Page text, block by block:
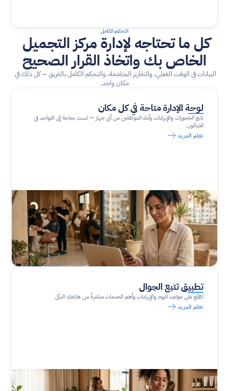
التحكم الكامل
الخاص بك واتخاذ القرار الصحيح
مكان واحد.
لوحة الإدارة متاحة في كل مكان
الصالون.
تعلم المزيد
تطبيق تتبع الجوال
اطّلع على مواعيد اليوم والإيرادات وأهم الخدمات مباشرةً من هاتفك الذكي.
تعلم المزيد